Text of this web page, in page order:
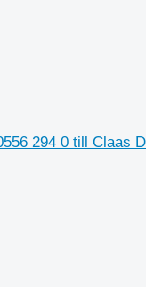
294 0 till Claas